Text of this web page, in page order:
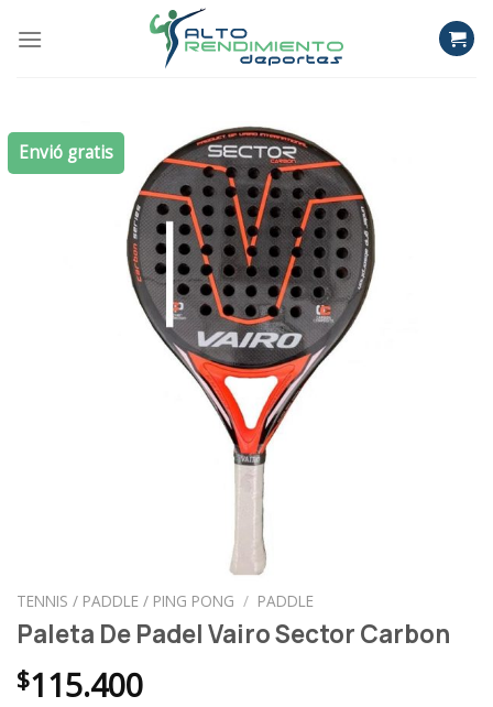
Envió gratis
TENNIS / PADDLE / PING PONG / PADDLE
Paleta De Padel Vairo Sector Carbon
$115.400